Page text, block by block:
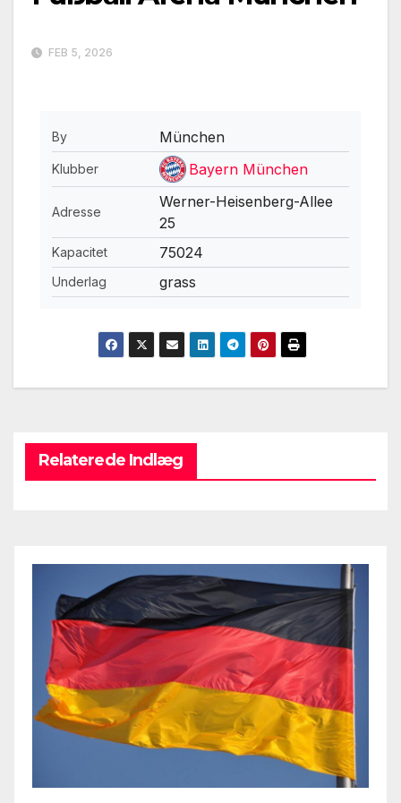
FEB 5, 2026
By München
Klubber Bayern München
Adresse
Werner-Heisenberg-Allee
25
Kapacitet 75024
Underlag grass
Relaterede Indlæg